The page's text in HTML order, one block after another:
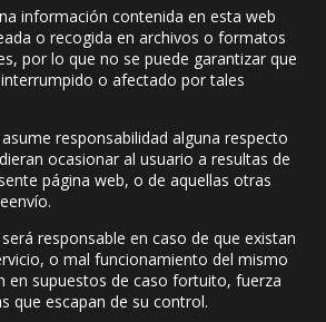
información contenida en esta web
o recogida en archivos o formatos
por lo que no se puede garantizar que
o afectado por tales
responsabilidad alguna respecto
ocasionar al usuario a resultas de
página web, o de aquellas otras
responsable en caso de que existan
o mal funcionamiento del mismo
en supuestos de caso fortuito, fuerza
que escapan de su control.